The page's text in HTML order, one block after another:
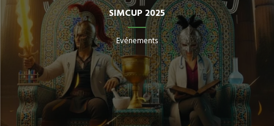
SIMCUP 2025
Evénements